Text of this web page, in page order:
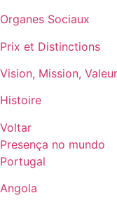
Organes Sociaux
Prix et Distinctions
Vision, Mission,
Histoire
Voltar
Presença no mundo
Portugal
Angola